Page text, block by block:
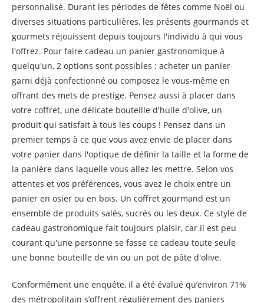
personnalisé. Durant les périodes de fêtes comme Noël ou
diverses situations particulières, les présents gourmands et
gourmets réjouissent depuis toujours l'individu à qui vous
l'offrez. Pour faire cadeau un panier gastronomique à
quelqu'un, 2 options sont possibles : acheter un panier
garni déjà confectionné ou composez le vous-même en
offrant des mets de prestige. Pensez aussi à placer dans
votre coffret, une délicate bouteille d'huile d'olive, un
produit qui satisfait à tous les coups ! Pensez dans un
premier temps à ce que vous avez envie de placer dans
votre panier dans l'optique de définir la taille et la forme de
la panière dans laquelle vous allez les mettre. Selon vos
attentes et vos préférences, vous avez le choix entre un
panier en osier ou en bois. Un coffret gourmand est un
ensemble de produits salés, sucrés ou les deux. Ce style de
cadeau gastronomique fait toujours plaisir, car il est peu
courant qu'une personne se fasse ce cadeau toute seule
une bonne bouteille de vin ou un pot de pâte d'olive.
Conformément une enquête, il a été évalué qu’environ 71%
des métropolitain s’offrent régulièrement des paniers